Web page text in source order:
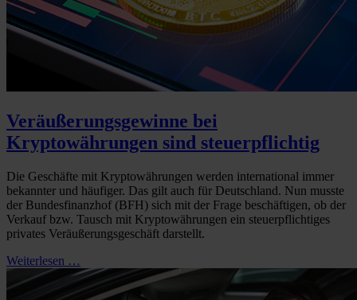
Veräußerungsgewinne bei
Kryptowährungen sind steuerpflichtig
Die Geschäfte mit Kryptowährungen werden international immer
bekannter und häufiger. Das gilt auch für Deutschland. Nun musste
der Bundesfinanzhof (BFH) sich mit der Frage beschäftigen, ob der
Verkauf bzw. Tausch mit Kryptowährungen ein steuerpflichtiges
privates Veräußerungsgeschäft darstellt.
Weiterlesen …